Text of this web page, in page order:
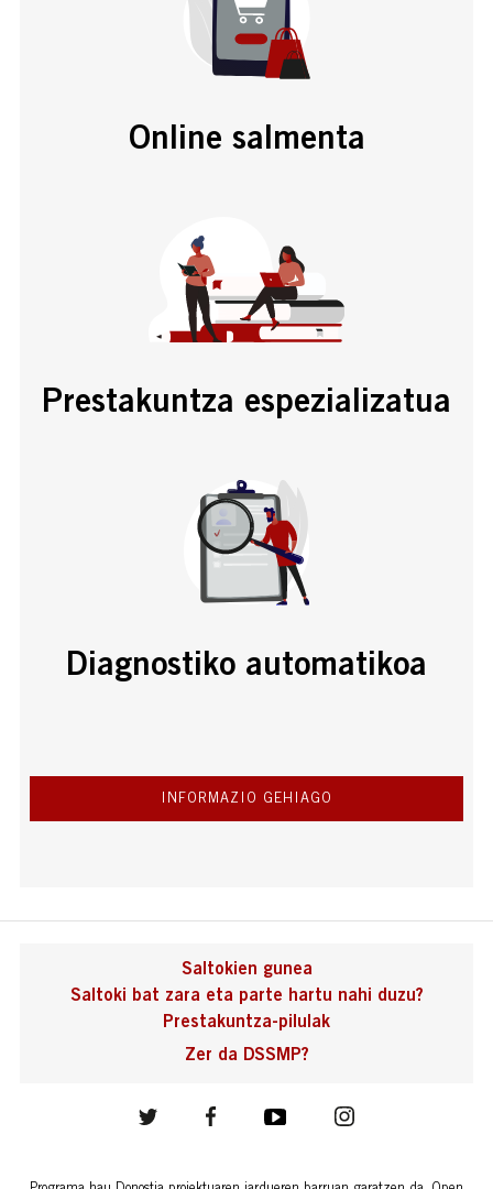
Online salmenta
Prestakuntza espezializatua
Diagnostiko automatikoa
INFORMAZIO GEHIAGO
Zer da DSSMP?
Saltokien gunea
Saltoki bat zara eta parte hartu nahi duzu?
Prestakuntza-pilulak